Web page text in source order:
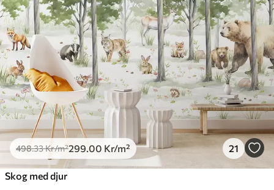
498.33Kr/m²299 .00 Kr/m² 21
Skog med djur